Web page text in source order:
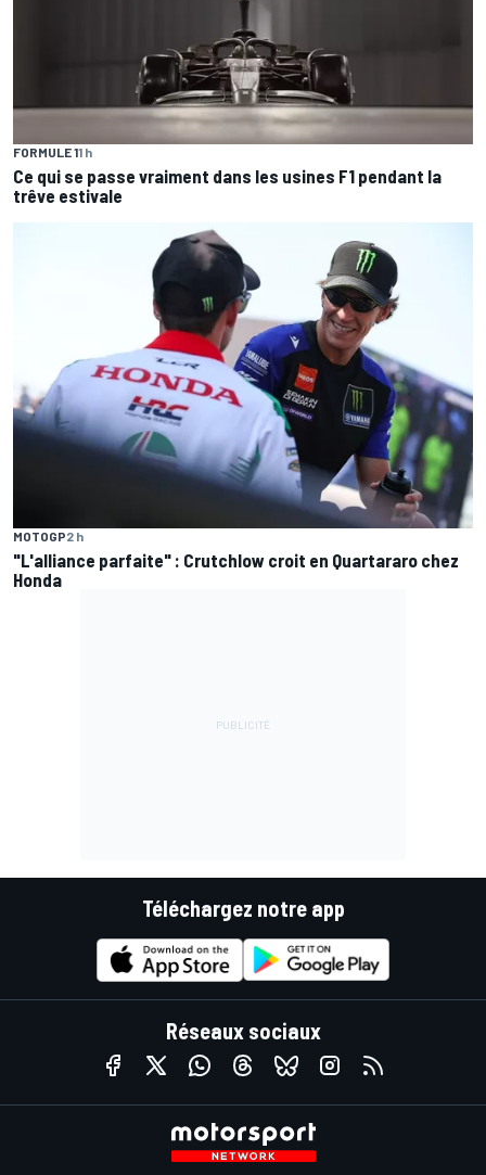
FORMULE 11 h
Ce qui se passe vraiment dans les usines F1 pendant la
trêve estivale
MOTOGP2 h
"L'alliance parfaite" : Crutchlow croit en Quartararo chez
Honda
Téléchargez notre app
Réseaux sociaux